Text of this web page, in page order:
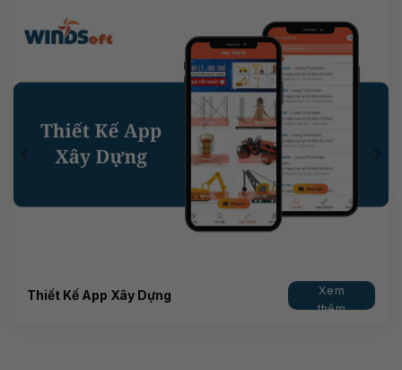
Thiết Kế App Xây Dựng
Xem
thêm